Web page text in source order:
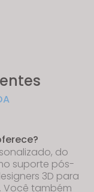
do
suporte pós-
3D para
Você também